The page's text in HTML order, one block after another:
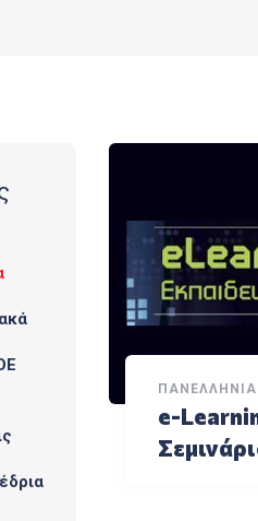
ΠΑΝΕΛΛΉΝΙΑ
e-